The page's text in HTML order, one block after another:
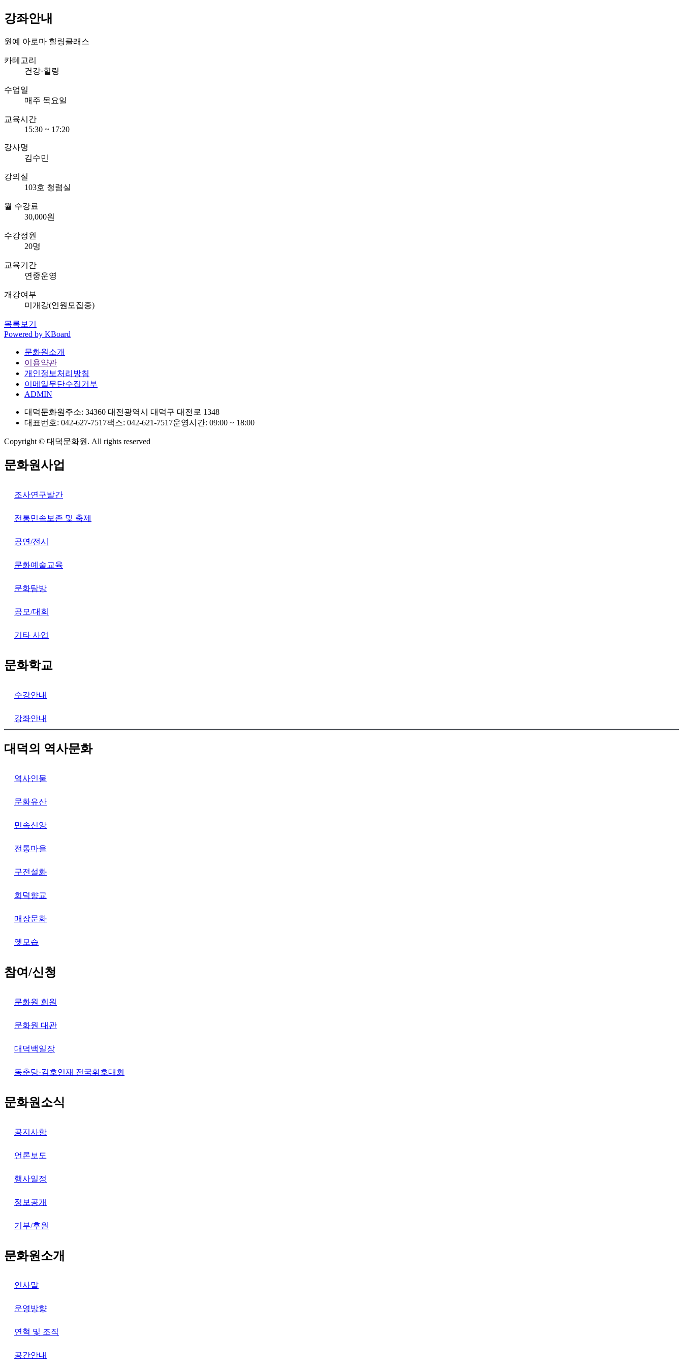
강좌안내
원예 아로마 힐링클래스
카테고리
건강·힐링
수업일
매주 목요일
교육시간
15:30 ~ 17:20
강사명
김수민
강의실
103호 청렴실
월 수강료
30,000원
수강정원
20명
교육기간
연중운영
개강여부
미개강(인원모집중)
목록보기
Powered by KBoard
문화원소개
이용약관
개인정보처리방침
이메일무단수집거부
ADMIN
대덕문화원 주소: 34360 대전광역시 대덕구 대전로 1348
대표번호: 042-627-7517팩스: 042-621-7517운영시간: 09:00 ~ 18:00
Copyright © 대덕문화원. All rights reserved
문화원사업
조사연구발간
전통민속보존 및 축제
공연/전시
문화예술교육
문화탐방
공모/대회
기타 사업
문화학교
수강안내
강좌안내
대덕의 역사문화
역사인물
문화유산
민속신앙
전통마을
구전설화
회덕향교
매장문화
옛모습
참여/신청
문화원 회원
문화원 대관
대덕백일장
동춘당·김호연재 전국휘호대회
문화원소식
공지사항
언론보도
행사일정
정보공개
기부/후원
문화원소개
인사말
운영방향
연혁 및 조직
공간안내